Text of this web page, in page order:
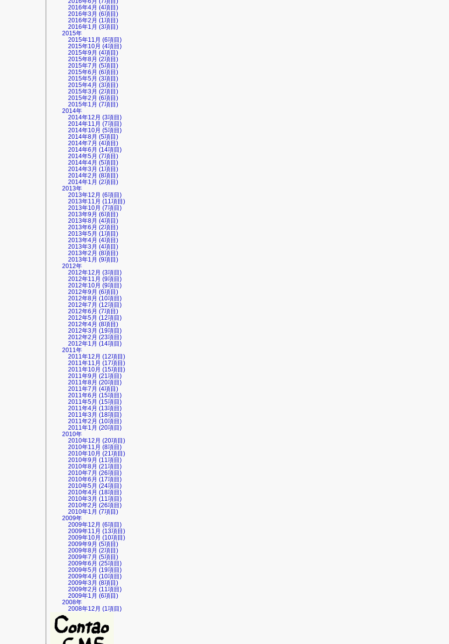
2016年4月 (4項目)
2016年3月 (6項目)
2016年2月 (1項目)
2016年1月 (3項目)
2015年
2015年11月 (6項目)
2015年10月 (4項目)
2015年9月 (4項目)
2015年8月 (2項目)
2015年7月 (5項目)
2015年6月 (6項目)
2015年5月 (3項目)
2015年4月 (3項目)
2015年3月 (2項目)
2015年2月 (6項目)
2015年1月 (7項目)
2014年
2014年12月 (3項目)
2014年11月 (7項目)
2014年10月 (5項目)
2014年8月 (5項目)
2014年7月 (4項目)
2014年6月 (14項目)
2014年5月 (7項目)
2014年4月 (5項目)
2014年3月 (1項目)
2014年2月 (8項目)
2014年1月 (2項目)
2013年
2013年12月 (6項目)
2013年11月 (11項目)
2013年10月 (7項目)
2013年9月 (6項目)
2013年8月 (4項目)
2013年6月 (2項目)
2013年5月 (1項目)
2013年4月 (4項目)
2013年3月 (4項目)
2013年2月 (8項目)
2013年1月 (9項目)
2012年
2012年12月 (3項目)
2012年11月 (9項目)
2012年10月 (9項目)
2012年9月 (6項目)
2012年8月 (10項目)
2012年7月 (12項目)
2012年6月 (7項目)
2012年5月 (12項目)
2012年4月 (8項目)
2012年3月 (19項目)
2012年2月 (23項目)
2012年1月 (14項目)
2011年
2011年12月 (12項目)
2011年11月 (17項目)
2011年10月 (15項目)
2011年9月 (21項目)
2011年8月 (20項目)
2011年7月 (4項目)
2011年6月 (15項目)
2011年5月 (15項目)
2011年4月 (13項目)
2011年3月 (18項目)
2011年2月 (10項目)
2011年1月 (20項目)
2010年
2010年12月 (20項目)
2010年11月 (8項目)
2010年10月 (21項目)
2010年9月 (11項目)
2010年8月 (21項目)
2010年7月 (26項目)
2010年6月 (17項目)
2010年5月 (24項目)
2010年4月 (18項目)
2010年3月 (11項目)
2010年2月 (26項目)
2010年1月 (7項目)
2009年
2009年12月 (6項目)
2009年11月 (13項目)
2009年10月 (10項目)
2009年9月 (5項目)
2009年8月 (2項目)
2009年7月 (5項目)
2009年6月 (25項目)
2009年5月 (19項目)
2009年4月 (10項目)
2009年3月 (8項目)
2009年2月 (11項目)
2009年1月 (6項目)
2008年
2008年12月 (1項目)